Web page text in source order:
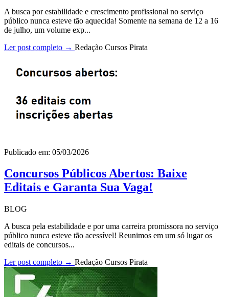
A busca por estabilidade e crescimento profissional no serviço
público nunca esteve tão aquecida! Somente na semana de 12 a 16
de julho, um volume exp...
Ler post completo → Redação Cursos Pirata
Publicado em: 05/03/2026
Concursos Públicos Abertos: Baixe
Editais e Garanta Sua Vaga!
BLOG
A busca pela estabilidade e por uma carreira promissora no serviço
público nunca esteve tão acessível! Reunimos em um só lugar os
editais de concursos...
Ler post completo → Redação Cursos Pirata